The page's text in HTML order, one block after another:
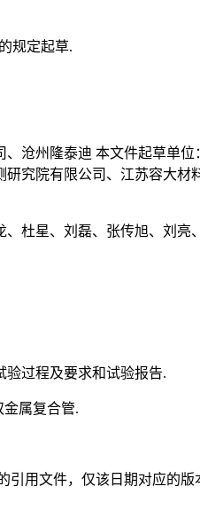
规定起草.
沧州隆泰迪 本文件起草单
研究院有限公司、江苏容大材
杜星、刘磊、张传旭、刘亮
过程及要求和试验报告.
金属复合管.
用文件，仅该日期对应的